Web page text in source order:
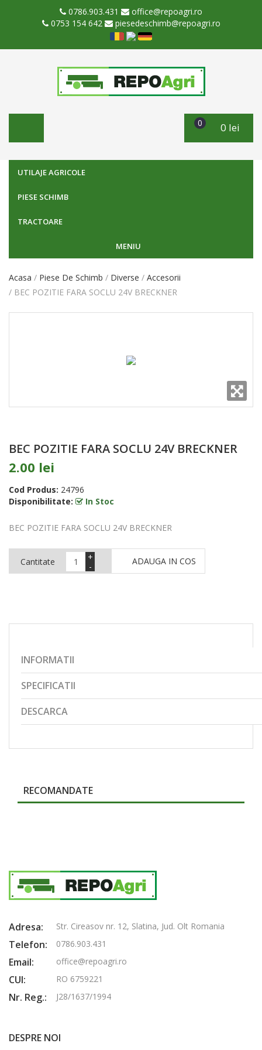
0786.903.431
office@repoagri.ro
0753 154 642
piesedeschimb@repoagri.ro
0 0 lei
UTILAJE AGRICOLE
PIESE SCHIMB
TRACTOARE
MENIU
Acasa Piese De Schimb Diverse
Accesorii
BEC POZITIE FARA SOCLU 24V BRECKNER
BEC POZITIE FARA SOCLU 24V BRECKNER
2.00 lei
Cod Produs: 24796
Disponibilitate:
In Stoc
BEC POZITIE FARA SOCLU 24V BRECKNER
Cantitate -
+ ADAUGA IN COS
INFORMATII
SPECIFICATII
DESCARCA
RECOMANDATE
Adresa: Str. Cireasov nr. 12, Slatina, Jud. Olt Romania
Telefon: 0786.903.431
Email: office@repoagri.ro
CUI: RO 6759221
Nr. Reg.: J28/1637/1994
DESPRE NOI